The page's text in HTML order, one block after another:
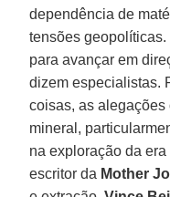
dependência de
tensões
para avançar em
dizem especialistas.
coisas, as
mineral,
na exploração da
escritor da Mother